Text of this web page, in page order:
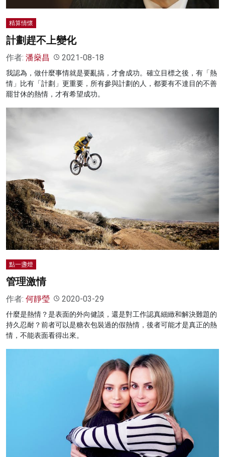
精算情懷
計劃趕不上變化
作者: 潘燊昌 2021-08-18
我認為，做什麼事情就是要亂搞，才會成功。確立目標之後，有「熱
情」比有「計劃」更重要，所有參與計劃的人，都要有不達目的不善
罷甘休的熱情，才有希望成功。
點一盞燈
管理激情
作者: 何靜瑩 2020-03-29
什麼是熱情？是表面的外向健談，還是對工作認真細緻和解決難題的
持久忍耐？前者可以是糖衣包裝過的假熱情，後者可能才是真正的熱
情，不能表面看得出來。